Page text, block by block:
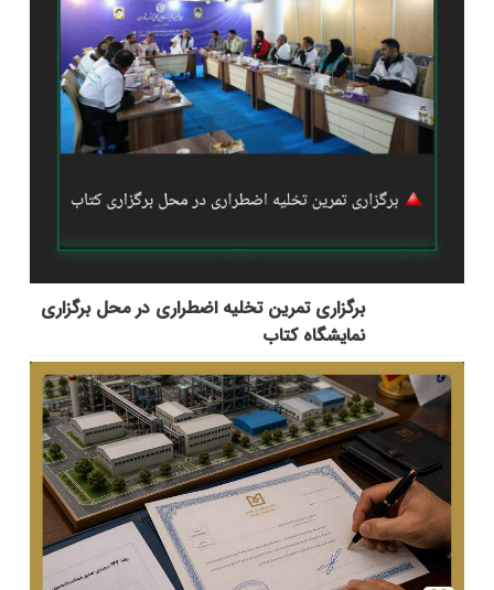
برگزاری تمرین تخلیه اضطراری در محل برگزاری
نمایشگاه کتاب